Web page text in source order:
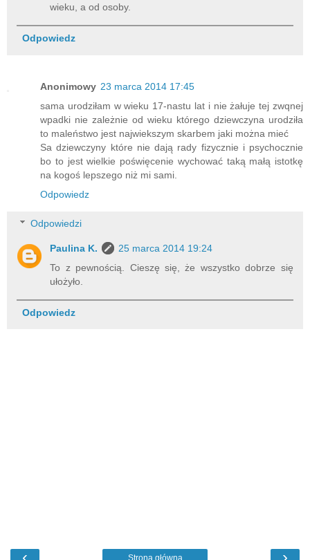
wieku, a od osoby.
Odpowiedz
Anonimowy 23 marca 2014 17:45
sama urodziłam w wieku 17-nastu lat i nie żałuje tej zwqnej
wpadki nie zależnie od wieku którego dziewczyna urodziła
to maleństwo jest najwiekszym skarbem jaki można mieć
Sa dziewczyny które nie dają rady fizycznie i psychocznie
bo to jest wielkie poświęcenie wychować taką małą istotkę
na kogoś lepszego niż mi sami.
Odpowiedz
Odpowiedzi
Paulina K.
25 marca 2014 19:24
To z pewnością. Cieszę się, że wszystko dobrze się
ułożyło.
Odpowiedz
Strona główna